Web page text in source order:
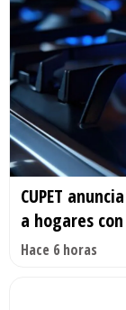
CUPET
a hogares
Hace 6 horas